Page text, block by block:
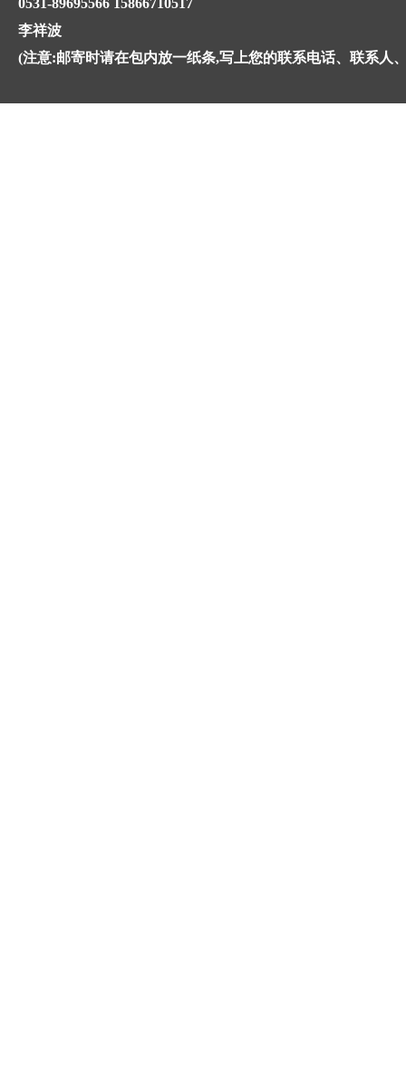
0531-89695566 15866710517
李祥波
(注意:邮寄时请在包内放一纸条,写上您的联系电话、联系人